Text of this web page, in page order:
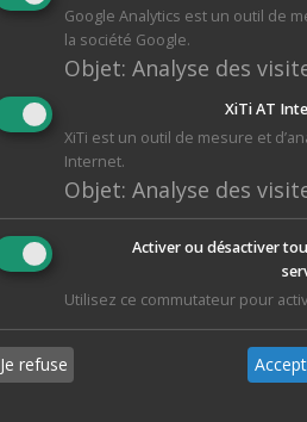
Google Analytics est un outil de
la société Google.
Objet: Analyse des
XiTi AT
XiTi est un outil de mesure et
Internet.
Objet: Analyse des
Activer ou désactiver
Utilisez ce commutateur pour
Je refuse